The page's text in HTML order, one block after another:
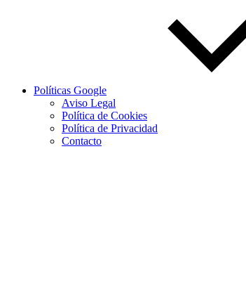
Políticas Google
Aviso Legal
Política de Cookies
Política de Privacidad
Contacto